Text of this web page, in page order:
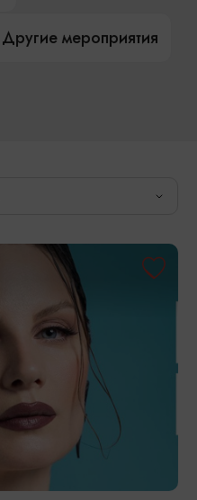
Другие мероприятия